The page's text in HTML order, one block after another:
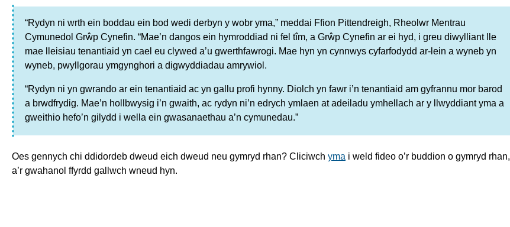
“Rydyn ni wrth ein boddau ein bod wedi derbyn y wobr yma,” meddai Ffion Pittendreigh, Rheolwr Mentrau
Cymunedol Grŵp Cynefin. “Mae’n dangos ein hymroddiad ni fel tîm, a Grŵp Cynefin ar ei hyd, i greu diwylliant lle
mae lleisiau tenantiaid yn cael eu clywed a’u gwerthfawrogi. Mae hyn yn cynnwys cyfarfodydd ar-lein a wyneb yn
wyneb, pwyllgorau ymgynghori a digwyddiadau amrywiol.
“Rydyn ni yn gwrando ar ein tenantiaid ac yn gallu profi hynny. Diolch yn fawr i’n tenantiaid am gyfrannu mor barod
a brwdfrydig. Mae’n hollbwysig i’n gwaith, ac rydyn ni’n edrych ymlaen at adeiladu ymhellach ar y llwyddiant yma a
gweithio hefo’n gilydd i wella ein gwasanaethau a’n cymunedau.”
Oes gennych chi ddidordeb dweud eich dweud neu gymryd rhan? Cliciwch yma i weld fideo o’r buddion o gymryd rhan,
a’r gwahanol ffyrdd gallwch wneud hyn.